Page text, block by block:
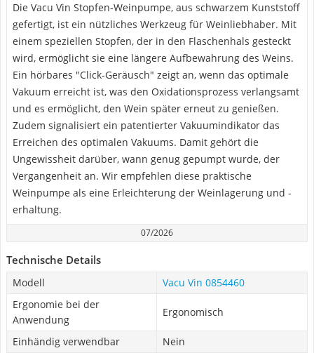
Die Vacu Vin Stopfen-Weinpumpe, aus schwarzem Kunststoff
gefertigt, ist ein nützliches Werkzeug für Weinliebhaber. Mit
einem speziellen Stopfen, der in den Flaschenhals gesteckt
wird, ermöglicht sie eine längere Aufbewahrung des Weins.
Ein hörbares "Click-Geräusch" zeigt an, wenn das optimale
Vakuum erreicht ist, was den Oxidationsprozess verlangsamt
und es ermöglicht, den Wein später erneut zu genießen.
Zudem signalisiert ein patentierter Vakuumindikator das
Erreichen des optimalen Vakuums. Damit gehört die
Ungewissheit darüber, wann genug gepumpt wurde, der
Vergangenheit an. Wir empfehlen diese praktische
Weinpumpe als eine Erleichterung der Weinlagerung und -
erhaltung.
07/2026
Technische Details
Modell
Vacu Vin 0854460
Ergonomie bei der
Anwendung
Ergonomisch
Einhändig verwendbar Nein